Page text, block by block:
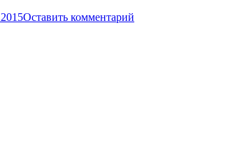
Оставить комментарий